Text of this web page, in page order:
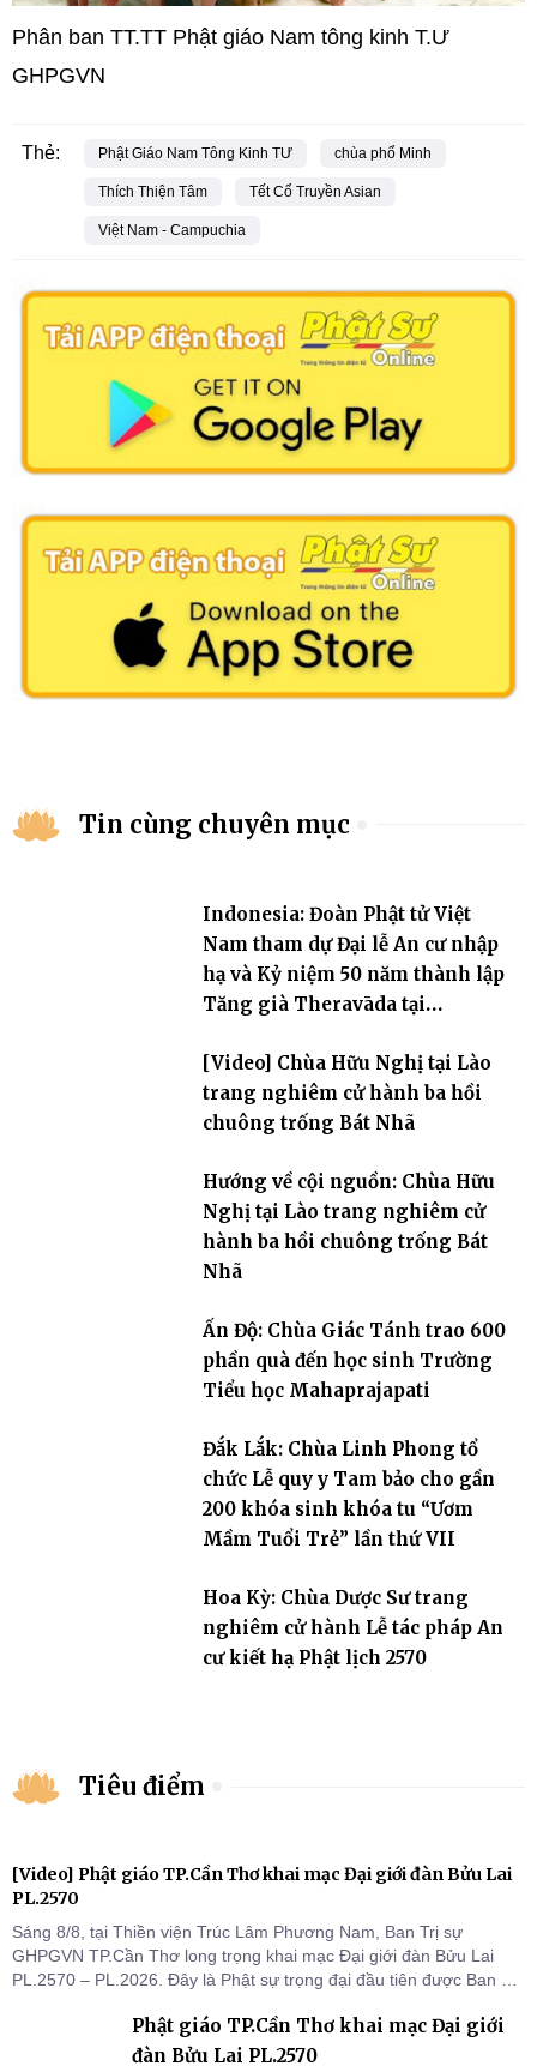
Phân ban TT.TT Phật giáo Nam tông kinh T.Ư
GHPGVN
Thẻ: Phật Giáo Nam Tông Kinh TƯ chùa phổ Minh
Thích Thiện Tâm Tết Cổ Truyền Asian
Việt Nam - Campuchia
Tin cùng chuyên mục
Indonesia: Đoàn Phật tử Việt
Nam tham dự Đại lễ An cư nhập
hạ và Kỷ niệm 50 năm thành lập
Tăng già Theravāda tại
[Video] Chùa Hữu Nghị tại Lào
trang nghiêm cử hành ba hồi
chuông trống Bát Nhã
Hướng về cội nguồn: Chùa Hữu
Nghị tại Lào trang nghiêm cử
hành ba hồi chuông trống Bát
Nhã
Ấn Độ: Chùa Giác Tánh trao 600
phần quà đến học sinh Trường
Tiểu học Mahaprajapati
Đắk Lắk: Chùa Linh Phong tổ
chức Lễ quy y Tam bảo cho gần
200 khóa sinh khóa tu “Ươm
Mầm Tuổi Trẻ” lần thứ VII
Hoa Kỳ: Chùa Dược Sư trang
nghiêm cử hành Lễ tác pháp An
cư kiết hạ Phật lịch 2570
Tiêu điểm
[Video] Phật giáo TP.Cần Thơ khai mạc Đại giới đàn Bửu Lai
PL.2570
Sáng 8/8, tại Thiền viện Trúc Lâm Phương Nam, Ban Trị sự
GHPGVN TP.Cần Thơ long trọng khai mạc Đại giới đàn Bửu Lai
PL.2570 – PL.2026. Đây là Phật sự trọng đại đầu tiên được Ban Trị
thứ I, thể hiện sự quan tâm đối với công tác truyền giới, đào tạo
Tăng tài và tiếp nối mạng mạch Tăng-g
Phật giáo TP.Cần Thơ khai mạc Đại giới
đàn Bửu Lai PL.2570